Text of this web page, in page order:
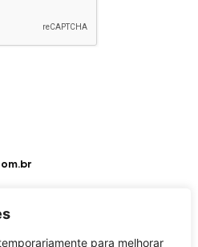
para melhorar